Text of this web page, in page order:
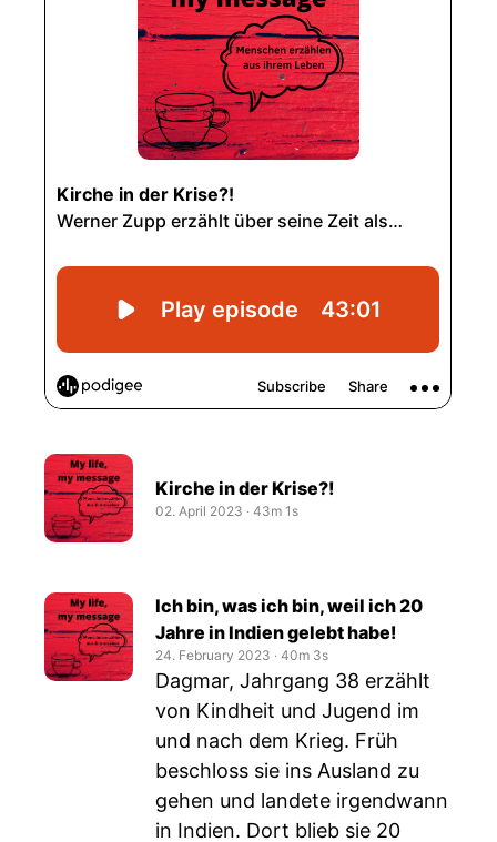
Kirche in der Krise?!
02. April 2023 ‧ 43m 1s
Ich bin, was ich bin, weil ich 20
Jahre in Indien gelebt habe!
24. February 2023 ‧ 40m 3s
Dagmar, Jahrgang 38 erzählt
von Kindheit und Jugend im
und nach dem Krieg. Früh
beschloss sie ins Ausland zu
gehen und landete irgendwann
in Indien. Dort blieb sie 20